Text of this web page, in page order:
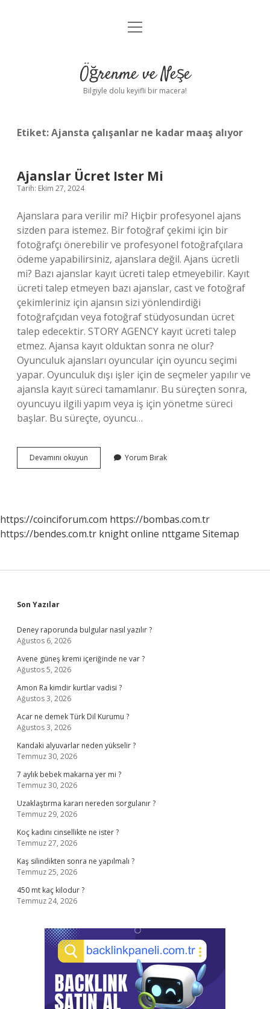
Anasayfa
Yasal Uyarı
menüyü
Öğrenme ve Neşe
Bilgiyle dolu keyifli bir macera!
Etiket:Ajansta çalışanlar ne kadar maaş alıyor
Ajanslar Ücret Ister Mi
Tarih: Ekim 27, 2024
Ajanslara para verilir mi? Hiçbir profesyonel ajans
sizden para istemez. Bir fotoğraf çekimi için bir
fotoğrafçı önerebilir ve profesyonel fotoğrafçılara
ödeme yapabilirsiniz, ajanslara değil. Ajans ücretli
mi? Bazı ajanslar kayıt ücreti talep etmeyebilir. Kayıt
ücreti talep etmeyen bazı ajanslar, cast ve fotoğraf
çekimleriniz için ajansın sizi yönlendirdiği
fotoğrafçıdan veya fotoğraf stüdyosundan ücret
talep edecektir. STORY AGENCY kayıt ücreti talep
etmez. Ajansa kayıt olduktan sonra ne olur?
Oyunculuk ajansları oyuncular için oyuncu seçimi
yapar. Oyunculuk dışı işler için de seçmeler yapılır ve
ajansla kayıt süreci tamamlanır. Bu süreçten sonra,
oyuncuyu ilgili yapım veya iş için yönetme süreci
başlar. Bu süreçte, oyuncu…
Devamını okuyun Ajanslar
Ücret
Yorum Bırak
https://coinciforum.com https://bombas.com.tr
https://bendes.com.tr knight online nttgame Sitemap
Sidebar
Son Yazılar
Deney raporunda bulgular nasıl yazılır ?
Ağustos 6, 2026
Avene güneş kremi içeriğinde ne var ?
Ağustos 5, 2026
Amon Ra kimdir kurtlar vadisi ?
Ağustos 3, 2026
Acar ne demek Türk Dil Kurumu ?
Ağustos 3, 2026
Kandaki alyuvarlar neden yükselir ?
Temmuz 30, 2026
7 aylık bebek makarna yer mi ?
Temmuz 30, 2026
Uzaklaştırma kararı nereden sorgulanır ?
Temmuz 29, 2026
Koç kadını cinsellikte ne ister ?
Temmuz 27, 2026
Kaş silindikten sonra ne yapılmalı ?
Temmuz 25, 2026
450 mt kaç kilodur ?
Temmuz 24, 2026